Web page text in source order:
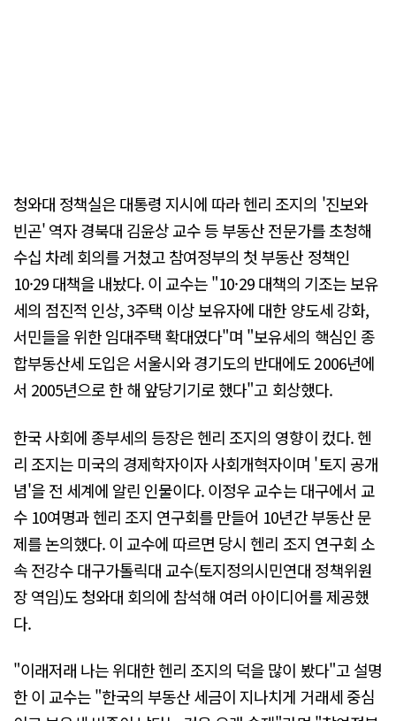
청와대 정책실은 대통령 지시에 따라 헨리 조지의 '진보와
빈곤' 역자 경북대 김윤상 교수 등 부동산 전문가를 초청해
수십 차례 회의를 거쳤고 참여정부의 첫 부동산 정책인
10·29 대책을 내놨다. 이 교수는 "10·29 대책의 기조는 보유
세의 점진적 인상, 3주택 이상 보유자에 대한 양도세 강화,
서민들을 위한 임대주택 확대였다"며 "보유세의 핵심인 종
합부동산세 도입은 서울시와 경기도의 반대에도 2006년에
서 2005년으로 한 해 앞당기기로 했다"고 회상했다.
한국 사회에 종부세의 등장은 헨리 조지의 영향이 컸다. 헨
리 조지는 미국의 경제학자이자 사회개혁자이며 '토지 공개
념'을 전 세계에 알린 인물이다. 이정우 교수는 대구에서 교
수 10여명과 헨리 조지 연구회를 만들어 10년간 부동산 문
제를 논의했다. 이 교수에 따르면 당시 헨리 조지 연구회 소
속 전강수 대구가톨릭대 교수(토지정의시민연대 정책위원
장 역임)도 청와대 회의에 참석해 여러 아이디어를 제공했
다.
"이래저래 나는 위대한 헨리 조지의 덕을 많이 봤다"고 설명
한 이 교수는 "한국의 부동산 세금이 지나치게 거래세 중심